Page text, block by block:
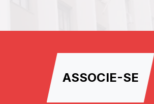
ASSOCIE-SE